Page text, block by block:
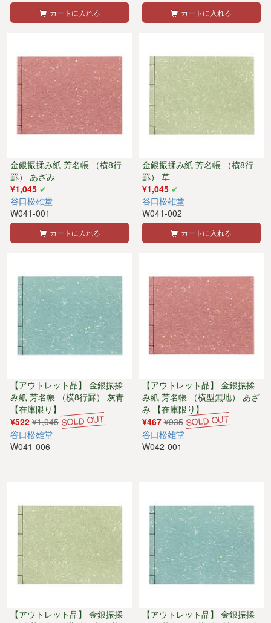
カートに入れる カートに入れる
金銀振揉み紙 芳名帳 （横8行
罫） あざみ
¥1,045
谷口松雄堂
W041-001
カートに入れる
金銀振揉み紙 芳名帳 （横8行
罫） 草
¥1,045
谷口松雄堂
W041-002
カートに入れる
【アウトレット品】 金銀振揉
み紙 芳名帳 （横8行罫） 灰青
【在庫限り】
¥522 ¥1,045
谷口松雄堂
W041-006
【アウトレット品】 金銀振揉
み紙 芳名帳 （横型無地） あざ
み 【在庫限り】
¥467 ¥935
谷口松雄堂
W042-001
【アウトレット品】 金銀振揉
【アウトレット品】 金銀振揉